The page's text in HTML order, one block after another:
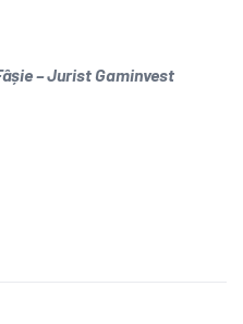
– Jurist Gaminvest